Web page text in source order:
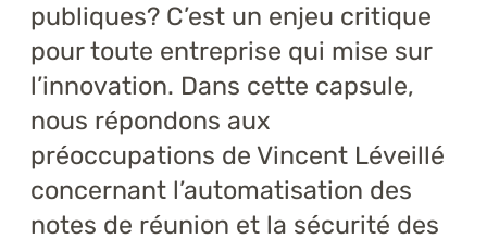
publiques? C’est un enjeu critique
pour toute entreprise qui mise sur
l’innovation. Dans cette capsule,
nous répondons aux
préoccupations de Vincent Léveillé
concernant l’automatisation des
notes de réunion et la sécurité des